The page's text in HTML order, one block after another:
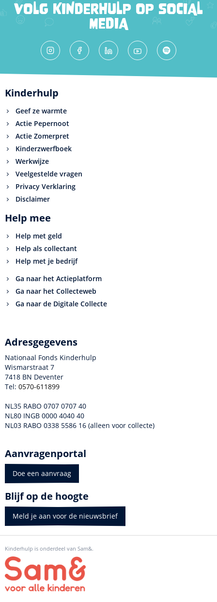
VOLG KINDERHULP OP SOCIAL
MEDIA
Kinderhulp
Geef ze warmte
Actie Pepernoot
Actie Zomerpret
Kinderzwerfboek
Werkwijze
Veelgestelde vragen
Privacy Verklaring
Disclaimer
Help mee
Help met geld
Help als collectant
Help met je bedrijf
Ga naar het Actieplatform
Ga naar het Collecteweb
Ga naar de Digitale Collecte
Adresgegevens
Nationaal Fonds Kinderhulp
Wismarstraat 7
7418 BN Deventer
Tel: 0570-611899
NL35 RABO 0707 0707 40
NL80 INGB 0000 4040 40
NL03 RABO 0338 5586 16 (alleen voor collecte)
Aanvragenportal
Doe een aanvraag
Blijf op de hoogte
Meld je aan voor de nieuwsbrief
Kinderhulp is onderdeel van Sam&.